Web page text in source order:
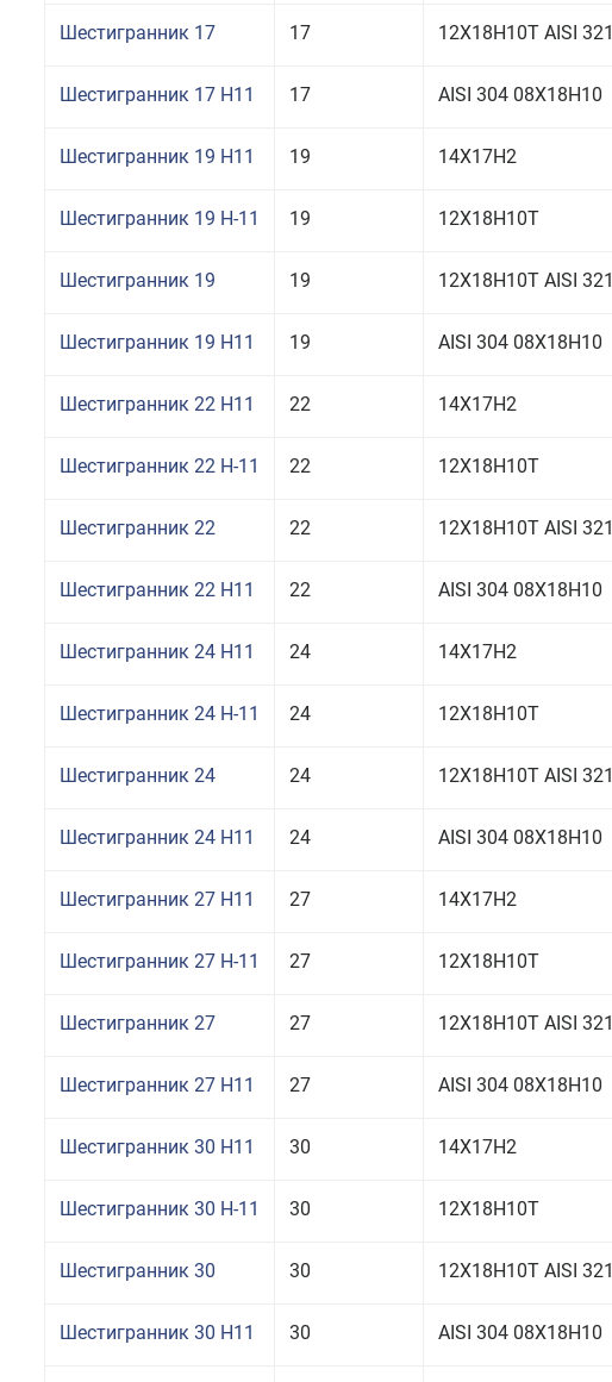
Шестигранник 17 17 12Х18Н10Т AISI 321
Шестигранник 17 H11 17 AISI 304 08Х18Н10
Шестигранник 19 H11 19 14Х17Н2
Шестигранник 19 Н-11 19 12Х18Н10Т
Шестигранник 19 19 12Х18Н10Т AISI 321
Шестигранник 19 H11 19 AISI 304 08Х18Н10
Шестигранник 22 H11 22 14Х17Н2
Шестигранник 22 Н-11 22 12Х18Н10Т
Шестигранник 22 22 12Х18Н10Т AISI 321
Шестигранник 22 H11 22 AISI 304 08Х18Н10
Шестигранник 24 H11 24 14Х17Н2
Шестигранник 24 Н-11 24 12Х18Н10Т
Шестигранник 24 24 12Х18Н10Т AISI 321
Шестигранник 24 H11 24 AISI 304 08Х18Н10
Шестигранник 27 H11 27 14Х17Н2
Шестигранник 27 Н-11 27 12Х18Н10Т
Шестигранник 27 27 12Х18Н10Т AISI 321
Шестигранник 27 H11 27 AISI 304 08Х18Н10
Шестигранник 30 H11 30 14Х17Н2
Шестигранник 30 Н-11 30 12Х18Н10Т
Шестигранник 30 30 12Х18Н10Т AISI 321
Шестигранник 30 H11 30 AISI 304 08Х18Н10